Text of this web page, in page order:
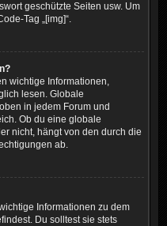
geschützte Seiten usw. Um
Tag „[img]“.
wichtige Informationen,
lesen. Globale
in jedem Forum und
Ob du eine globale
nicht, hängt von den durch die
ab.
Informationen zu dem
Du solltest sie stets